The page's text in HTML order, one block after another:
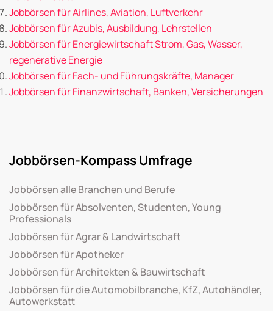
Jobbörsen für Airlines, Aviation, Luftverkehr
Jobbörsen für Azubis, Ausbildung, Lehrstellen
Jobbörsen für Energiewirtschaft Strom, Gas, Wasser,
regenerative Energie
Jobbörsen für Fach- und Führungskräfte, Manager
Jobbörsen für Finanzwirtschaft, Banken, Versicherungen
Jobbörsen-Kompass Umfrage
Jobbörsen alle Branchen und Berufe
Jobbörsen für Absolventen, Studenten, Young
Professionals
Jobbörsen für Agrar & Landwirtschaft
Jobbörsen für Apotheker
Jobbörsen für Architekten & Bauwirtschaft
Jobbörsen für die Automobilbranche, KfZ, Autohändler,
Autowerkstatt